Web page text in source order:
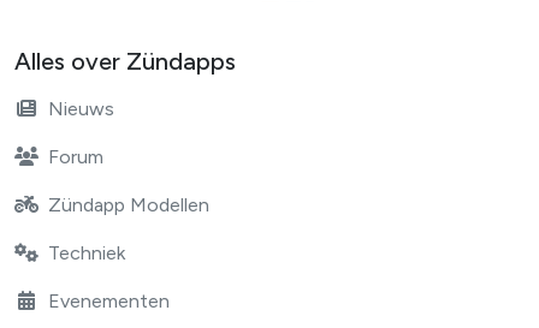
Alles over Zündapps
Nieuws
Forum
Zündapp Modellen
Techniek
Evenementen